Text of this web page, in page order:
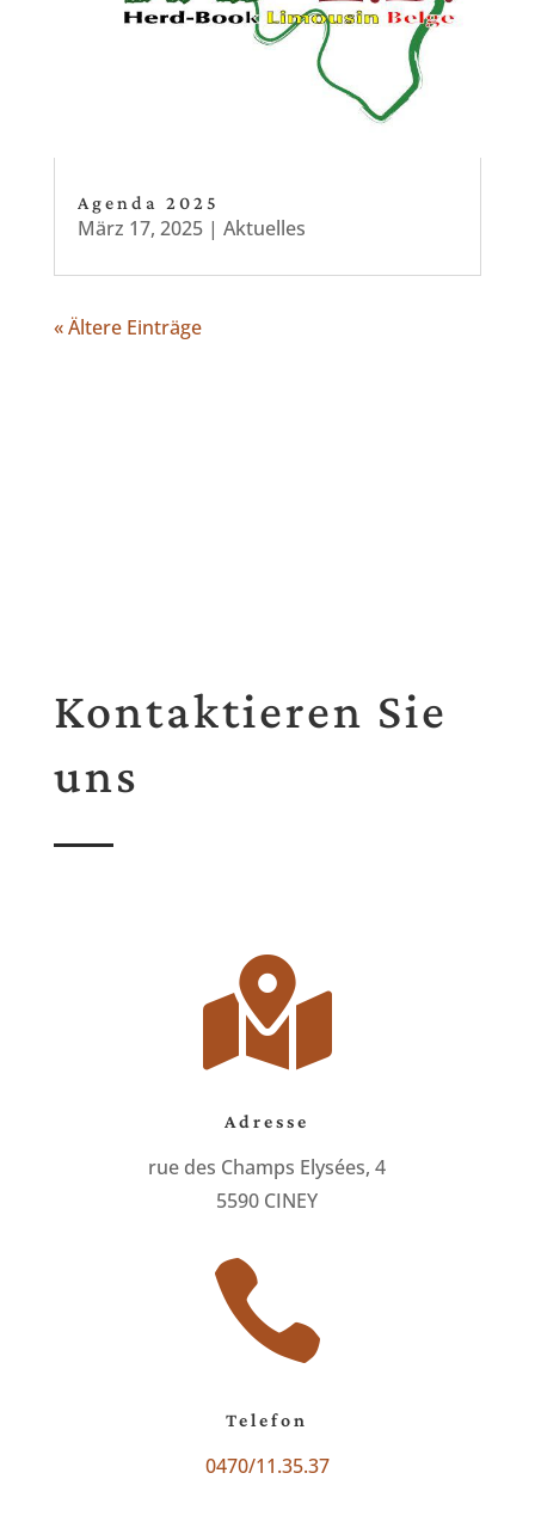
Agenda 2025
März 17, 2025| Aktuelles
« Ältere Einträge
Kontaktieren Sie
uns

Adresse
rue des Champs Elysées, 4
5590 CINEY

Telefon
0470/11.35.37